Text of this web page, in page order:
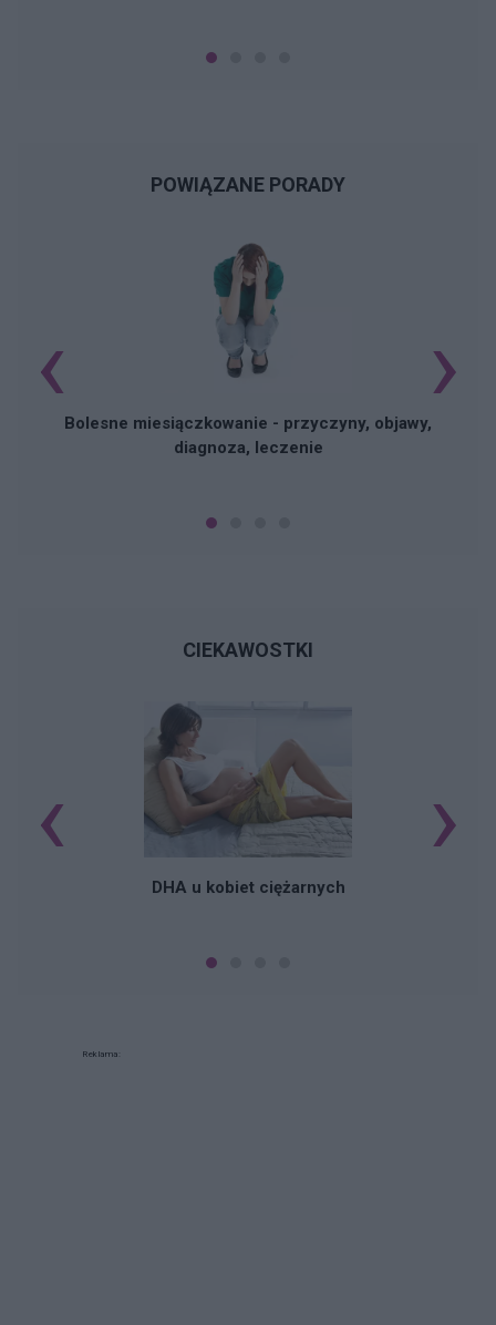
POWIĄZANE PORADY
Bolesne miesiączkowanie - przyczyny, objawy,
diagnoza, leczenie
‹ ›
CIEKAWOSTKI
DHA u kobiet ciężarnych
‹ ›
Reklama: